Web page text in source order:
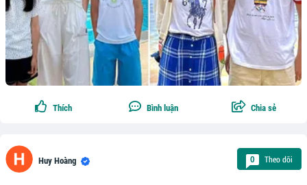
Thích Bình luận Chia sẻ
Huy Hoàng 0 Theo dõi